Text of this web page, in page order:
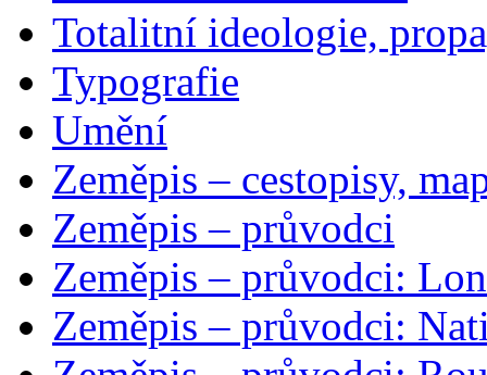
Totalitní ideologie,
Typografie
Umění
Zeměpis – cestopisy,
Zeměpis – průvodci
Zeměpis – průvodci:
Zeměpis – průvodci: